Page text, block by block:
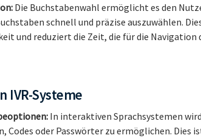
Die Buchstabenwahl ermöglicht es den
schnell und präzise auszuwählen.
und reduziert die Zeit, die für die Navigation
IVR-Systeme
In interaktiven Sprachsystemen
Codes oder Passwörter zu ermöglichen. Dies